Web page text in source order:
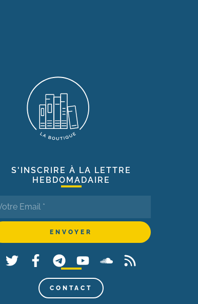
S'INSCRIRE À LA LETTRE
HEBDOMADAIRE
CONTACT